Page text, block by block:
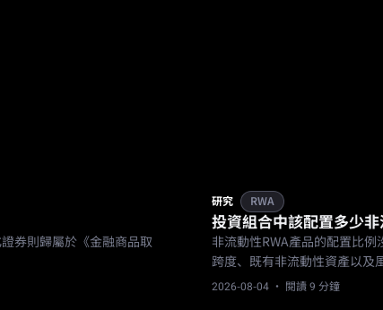
券則歸屬於《金融商品取
研究 RWA
投資組合中該配置多少
非流動性RWA產品的配置比
跨度、既有非流動性資產以及
2026-08-04 · 閱讀 9 分鐘